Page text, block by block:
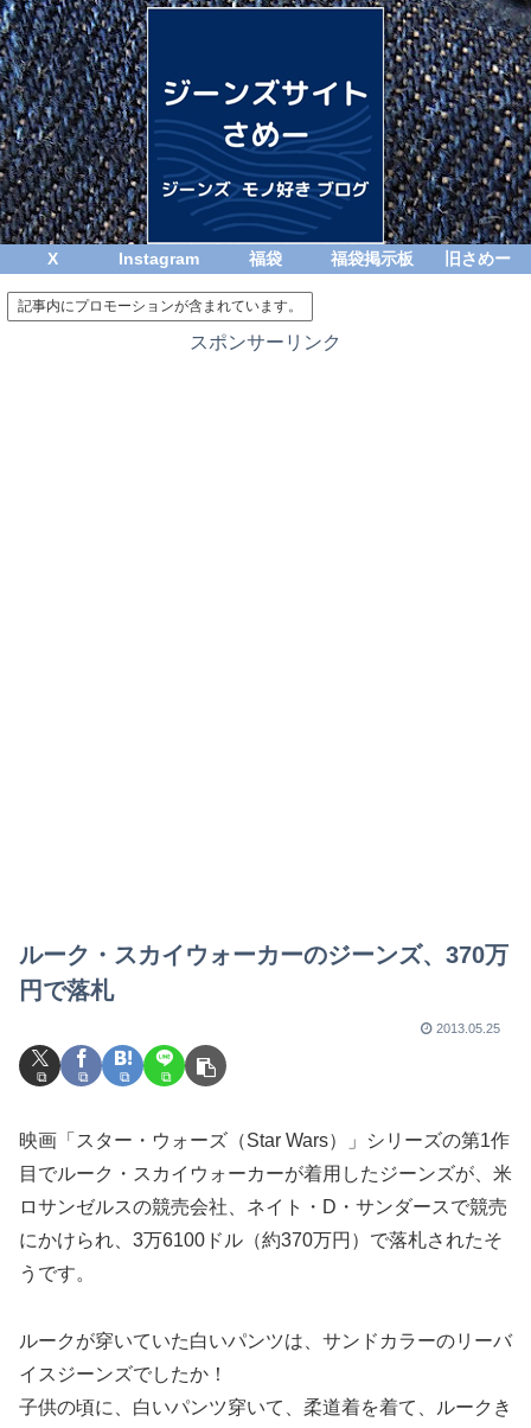
X Instagram 福袋 福袋掲示板 旧さめー
記事内にプロモーションが含まれています。
スポンサーリンク
ルーク・スカイウォーカーのジーンズ、370万
円で落札
2013.05.25
映画「スター・ウォーズ（Star Wars）」シリーズの第1作
目でルーク・スカイウォーカーが着用したジーンズが、米
ロサンゼルスの競売会社、ネイト・D・サンダースで競売
にかけられ、3万6100ドル（約370万円）で落札されたそ
うです。
ルークが穿いていた白いパンツは、サンドカラーのリーバ
イスジーンズでしたか！
子供の頃に、白いパンツ穿いて、柔道着を着て、ルークき